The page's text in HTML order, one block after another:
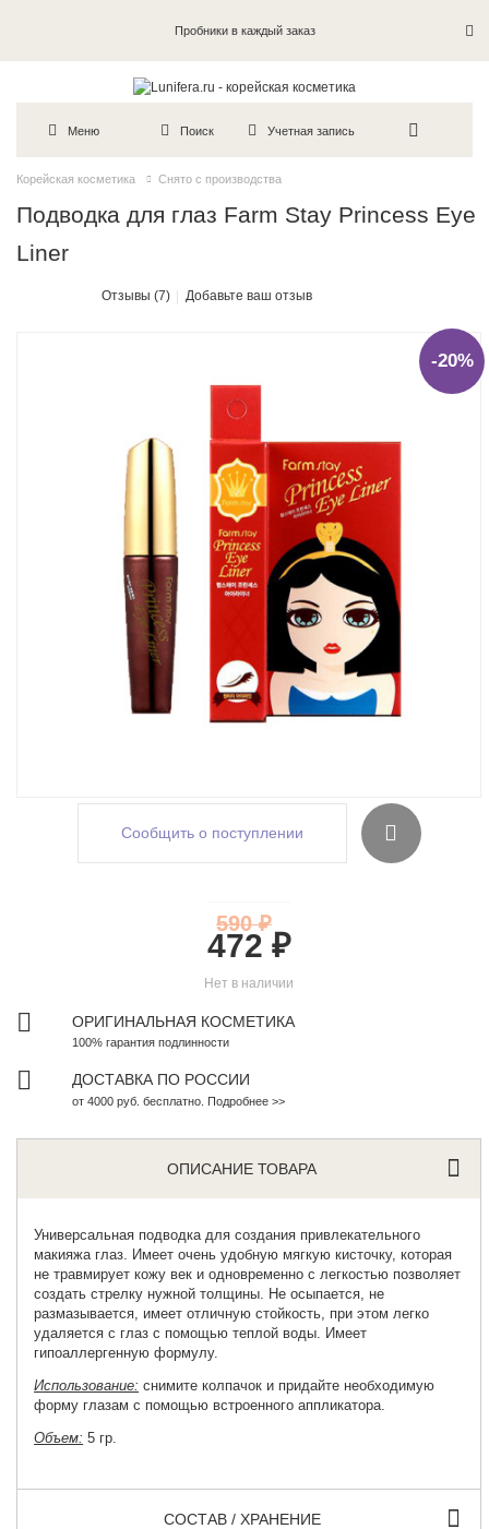
Пробники в каждый заказ
Меню Поиск Учетная запись
Корейская косметика Снято с производства
Подводка для глаз Farm Stay Princess Eye
Liner
Отзывы (7) Добавьте ваш отзыв
-20%
Сообщить о поступлении
Нет в наличии
472 ₽
590 ₽
ОРИГИНАЛЬНАЯ КОСМЕТИКА
100% гарантия подлинности
ДОСТАВКА ПО РОССИИ
от 4000 руб. бесплатно. Подробнее >>
ОПИСАНИЕ ТОВАРА
Универсальная подводка для создания привлекательного
макияжа глаз. Имеет очень удобную мягкую кисточку, которая
не травмирует кожу век и одновременно с легкостью позволяет
создать стрелку нужной толщины. Не осыпается, не
размазывается, имеет отличную стойкость, при этом легко
удаляется с глаз с помощью теплой воды. Имеет
гипоаллергенную формулу.
Использование: снимите колпачок и придайте необходимую
форму глазам с помощью встроенного аппликатора.
Объем: 5 гр.
СОСТАВ / ХРАНЕНИЕ